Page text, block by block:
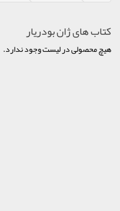
کتاب های ژان بودریار
هیچ محصولی در لیست وجود ندارد.